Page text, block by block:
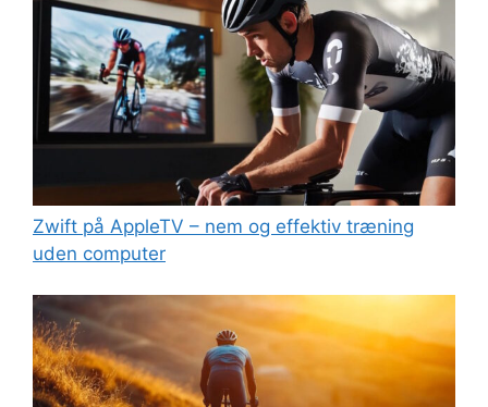
Zwift på AppleTV – nem og effektiv træning
uden computer